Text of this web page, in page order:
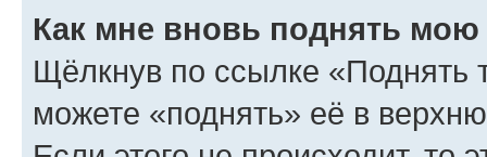
Как мне вновь поднять мою
Щёлкнув по ссылке «Поднять
можете «поднять» её в